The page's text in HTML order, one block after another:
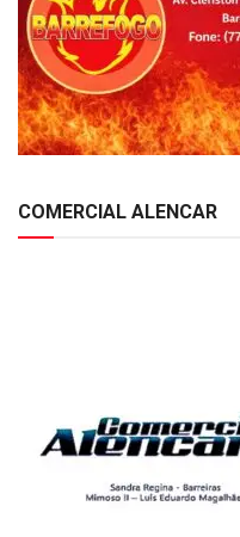
COMERCIAL ALENCAR